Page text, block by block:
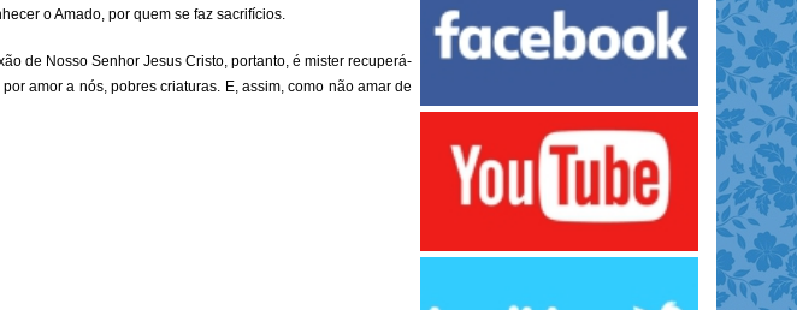
o Amado, por quem se faz sacrifícios.
de Nosso Senhor Jesus Cristo, portanto, é mister recuperá-
amor a nós, pobres criaturas. E, assim, como não amar de